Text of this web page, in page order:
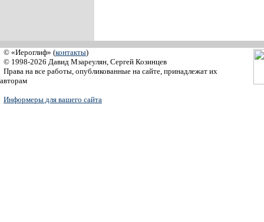
© «Иероглиф» (контакты)
© 1998-2026 Давид Мзареулян, Сергей Козинцев
Права на все работы, опубликованные на сайте, принадлежат их
авторам
Информеры для вашего сайта